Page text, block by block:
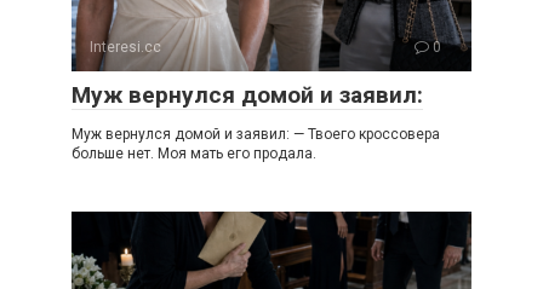
Interesi.cc 0
Муж вернулся домой и заявил:
Муж вернулся домой и заявил: — Твоего кроссовера
больше нет. Моя мать его продала.